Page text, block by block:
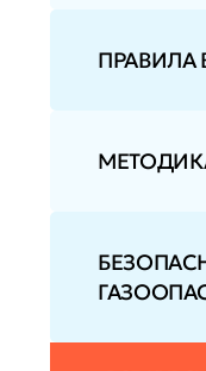
ПРАВИЛА